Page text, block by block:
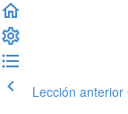
Lección anterior